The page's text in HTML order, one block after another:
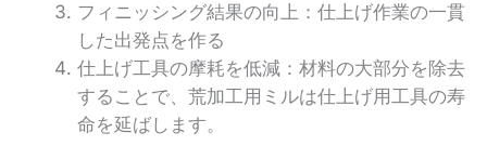
フィニッシング結果の向上：仕上げ作業の一貫
した出発点を作る
仕上げ工具の摩耗を低減：材料の大部分を除去
することで、荒加工用ミルは仕上げ用工具の寿
命を延ばします。